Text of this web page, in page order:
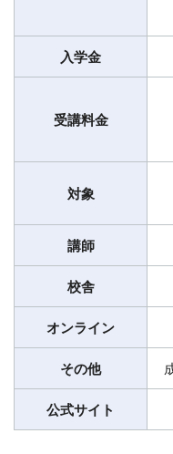
入学金
受講料金
対象
講師
校舎
オンライン
その他
公式サイト